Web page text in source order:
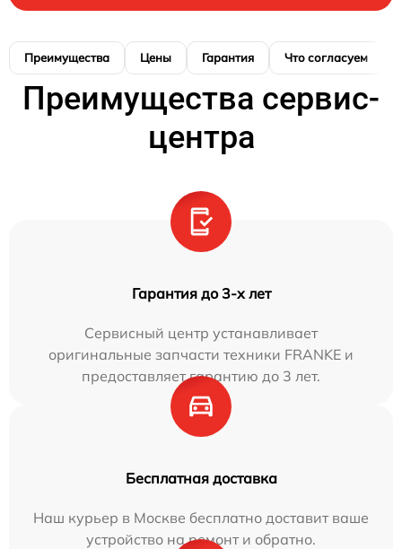
Преимущества Цены Гарантия Что согласуем
Преимущества сервис-
центра
Гарантия до 3-х лет
Сервисный центр устанавливает
оригинальные запчасти техники FRANKE и
предоставляет гарантию до 3 лет.
Бесплатная доставка
Наш курьер в Москве бесплатно доставит ваше
устройство на ремонт и обратно.